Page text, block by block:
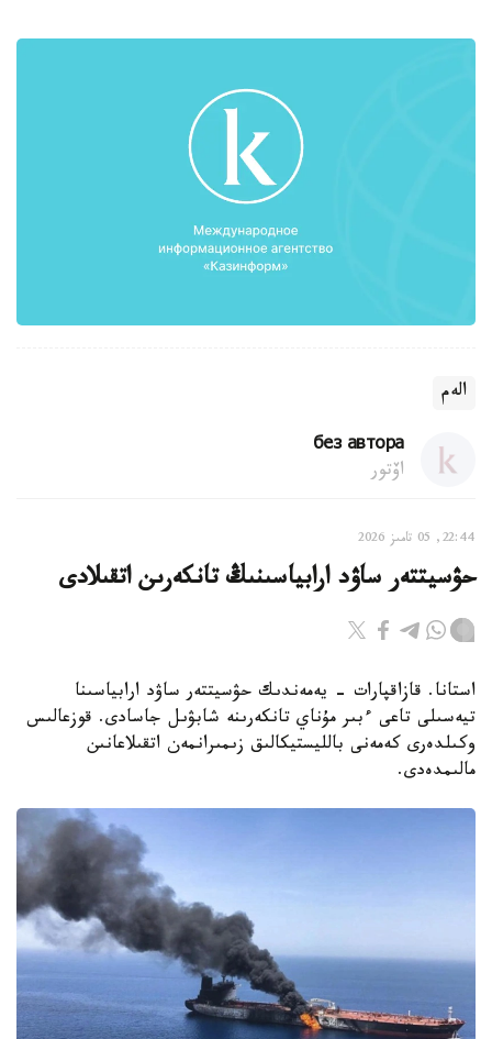
الەم
без автора
اۆتور
22:44, 05 تامىز 2026
حۋسيتتەر ساۋد ارابياسىنىڭ تانكەرىن اتقىلادى
استانا. قازاقپارات - يەمەندىك حۋسيتتەر ساۋد ارابياسىنا
تيەسىلى تاعى ءبىر مۇناي تانكەرىنە شابۋىل جاسادى. قوزعالىس
وكىلدەرى كەمەنى بالليستيكالىق زىمىرانمەن اتقىلاعانىن
مالىمدەدى.